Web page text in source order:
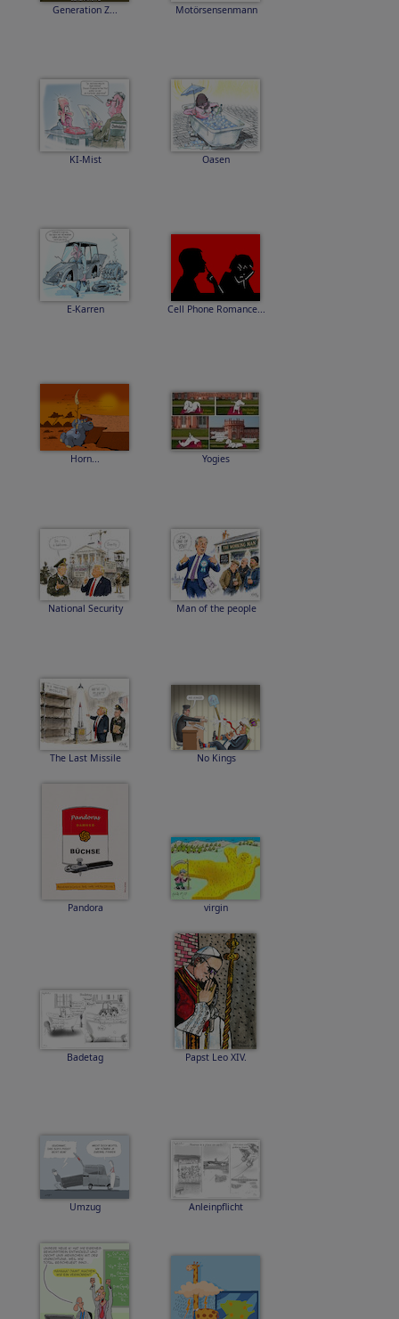
Generation Z... Motörsensenmann
KI-Mist Oasen
E-Karren Cell Phone Romance...
Horn... Yogies
National Security Man of the people
The Last Missile No Kings
Pandora virgin
Badetag Papst Leo XIV.
Umzug Anleinpflicht